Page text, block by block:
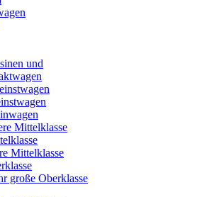
und
Mittelklasse
Mittelklasse
große Oberklasse